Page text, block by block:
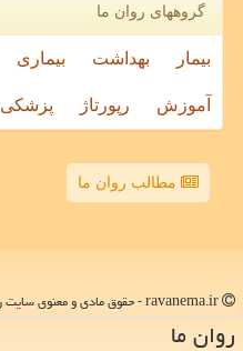
گروههای روان ما
بیمار بهداشت بیماری
آموزش رپورتاژ پزشکی
مطالب روان ما
روان ما